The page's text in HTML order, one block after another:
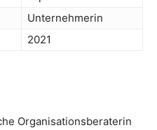
Unternehmerin
2021
Organisationsberaterin